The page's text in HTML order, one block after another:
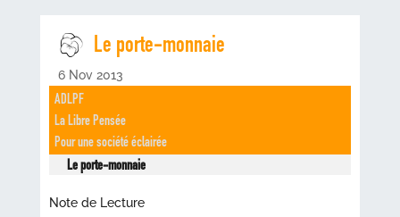
Le porte-monnaie
6 Nov 2013
ADLPF
La Libre Pensée
Pour une société éclairée
Le porte-monnaie
Note de Lecture